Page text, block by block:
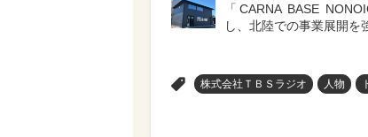
「CARNA BASE
し、北陸での事業展開を
株式会社ＴＢＳラジオ 人物